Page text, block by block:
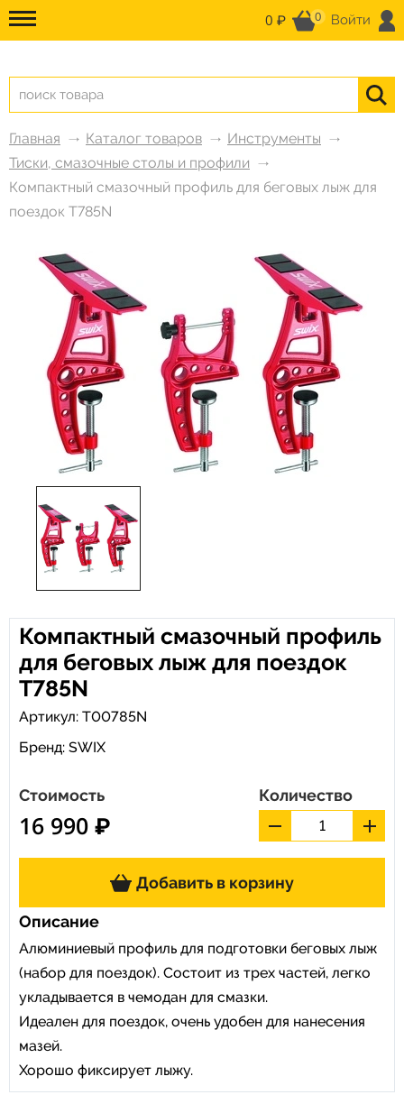
0 ₽ 0 Войти
Главная Каталог товаров
Инструменты
Тиски, смазочные столы и профили
Компактный смазочный профиль для беговых лыж для
поездок T785N
Компактный смазочный профиль
для беговых лыж для поездок
T785N
Артикул: T00785N
Бренд: SWIX
Стоимость
16 990 ₽
Количество
Добавить в корзину
Описание
Алюминиевый профиль для подготовки беговых лыж
(набор для поездок). Состоит из трех частей, легко
укладывается в чемодан для смазки.
Идеален для поездок, очень удобен для нанесения
мазей.
Хорошо фиксирует лыжу.